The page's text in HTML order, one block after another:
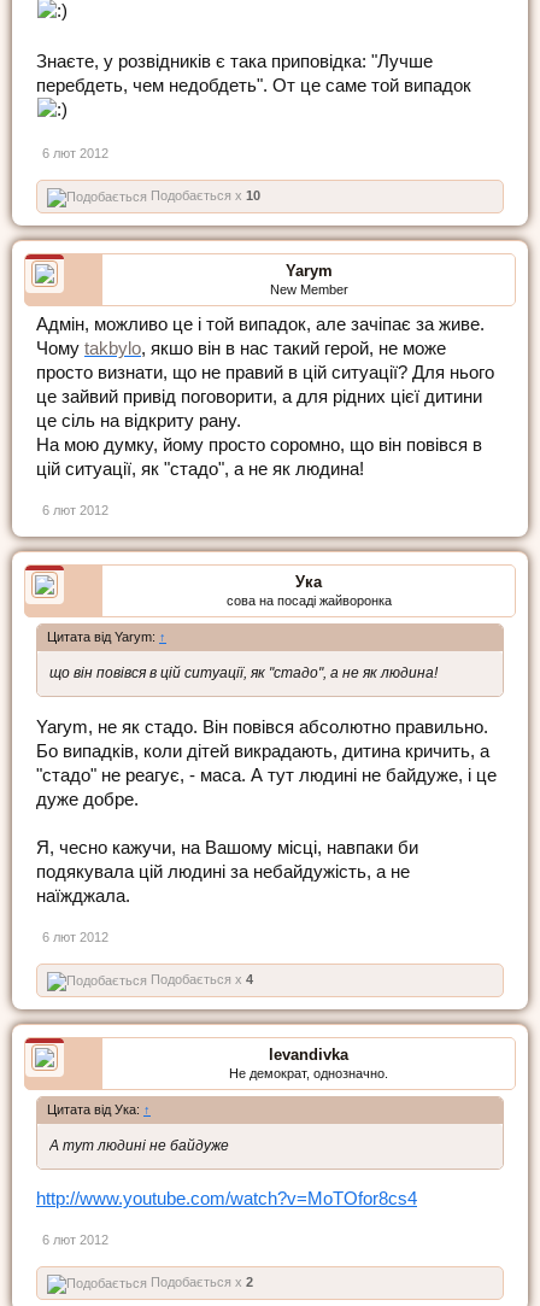
Знаєте, у розвідників є така приповідка: "Лучше
перебдеть, чем недобдеть". От це саме той випадок
6 лют 2012
Подобається x 10
Yarym
New Member
Адмін, можливо це і той випадок, але зачіпає за живе.
Чому takbylo, якшо він в нас такий герой, не може
просто визнати, що не правий в цій ситуації? Для нього
це зайвий привід поговорити, а для рідних цієї дитини
це сіль на відкриту рану.
На мою думку, йому просто соромно, що він повівся в
цій ситуації, як "стадо", а не як людина!
6 лют 2012
Ука
сова на посаді жайворонка
Цитата від Yarym: ↑
що він повівся в цій ситуації, як "стадо", а не як людина!
Yarym, не як стадо. Він повівся абсолютно правильно.
Бо випадків, коли дітей викрадають, дитина кричить, а
"стадо" не реагує, - маса. А тут людині не байдуже, і це
дуже добре.
Я, чесно кажучи, на Вашому місці, навпаки би
подякувала цій людині за небайдужість, а не
наїжджала.
6 лют 2012
Подобається x 4
levandivka
Не демократ, однозначно.
Цитата від Ука: ↑
А тут людині не байдуже
http://www.youtube.com/watch?v=MoTOfor8cs4
6 лют 2012
Подобається x 2